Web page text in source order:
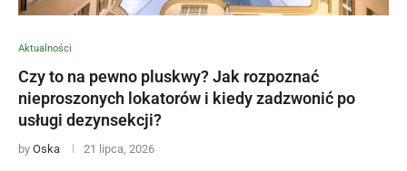
Aktualności
Czy to na pewno pluskwy? Jak rozpoznać
nieproszonych lokatorów i kiedy zadzwonić po
usługi dezynsekcji?
by Oska 21 lipca, 2026